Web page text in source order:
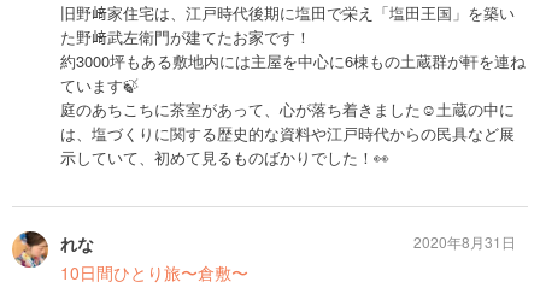
旧野﨑家住宅は、江戸時代後期に塩田で栄え「塩田王国」を築い
た野﨑武左衛門が建てたお家です！
約3000坪もある敷地内には主屋を中心に6棟もの土蔵群が軒を連ね
ています🍃
庭のあちこちに茶室があって、心が落ち着きました☺️土蔵の中に
は、塩づくりに関する歴史的な資料や江戸時代からの民具など展
示していて、初めて見るものばかりでした！👀
れな
10日間ひとり旅〜倉敷〜
2020年8月31日